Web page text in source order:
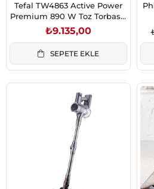
Tefal TW4863 Active Power
Premium 890 W Toz Torbasız
Süpürge
₺9.135,00
SEPETE EKLE